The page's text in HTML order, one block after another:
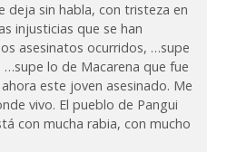
deja sin habla, con tristeza en
injusticias que se han
asesinatos ocurridos, …supe
lo de Macarena que fue
este joven asesinado. Me
vivo. El pueblo de Pangui
con mucha rabia, con mucho